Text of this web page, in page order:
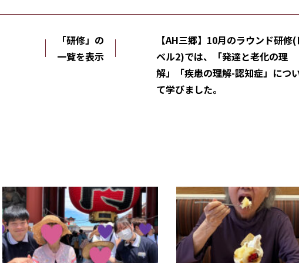
【AH三郷】10月のラウンド研修(
ベル2)では、「発達と老化の理
解」「疾患の理解-認知症」につ
て学びました。
「研修」の
一覧を表示